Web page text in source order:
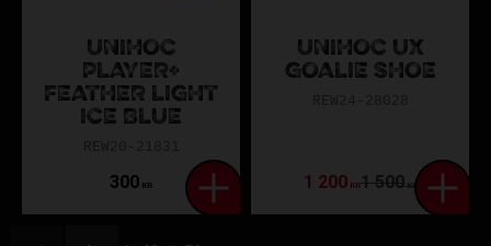
UNIHOC
PLAYER+
FEATHER LIGHT
ICE BLUE
300 KR
UNIHOC UX
GOALIE SHOE
1 200KR1 500KR